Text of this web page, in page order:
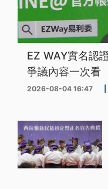
EZ WAY實名認
爭議內容一次看
2026-08-04 16:47